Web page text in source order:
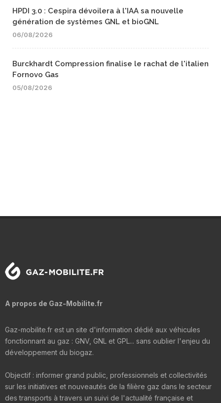
HPDI 3.0 : Cespira dévoilera à l'IAA sa nouvelle
génération de systèmes GNL et bioGNL
06/08/2026
Burckhardt Compression finalise le rachat de l'italien
Fornovo Gas
05/08/2026
A propos de Gaz-Mobilite.fr
Gaz-mobilite.fr est un site d'information dédié aux véhicules
fonctionnant au gaz : GNV, GNL et GPL... sans oublier l'enjeu du
développement du biogaz.
Objectif : informer grand public, professionnels et collectivités
sur les initiatives et nouveautés de la filière gaz dans le secteur
des transports à travers un suivi de l'actualité française et